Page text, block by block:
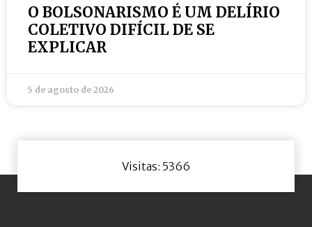
O BOLSONARISMO É UM DELÍRIO
COLETIVO DIFÍCIL DE SE
EXPLICAR
5 de agosto de 2026
Visitas: 5366